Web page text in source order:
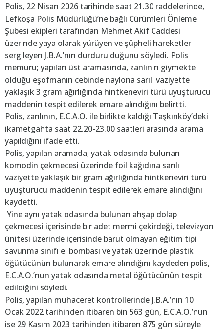
Polis, 22 Nisan 2026 tarihinde saat 21.30 raddelerinde,
Lefkoşa Polis Müdürlüğü’ne bağlı Cürümleri Önleme
Şubesi ekipleri tarafından Mehmet Akif Caddesi
üzerinde yaya olarak yürüyen ve şüpheli hareketler
sergileyen J.B.A.’nın durdurulduğunu söyledi. Polis
memuru; yapılan üst aramasında, zanlının giymekte
olduğu eşofmanın cebinde naylona sarılı vaziyette
yaklaşık 3 gram ağırlığında hintkeneviri türü uyuşturucu
maddenin tespit edilerek emare alındığını belirtti.
Polis, zanlının, E.C.A.O. ile birlikte kaldığı Taşkınköy’deki
ikametgahta saat 22.20-23.00 saatleri arasında arama
yapıldığını ifade etti.
Polis, yapılan aramada, yatak odasında bulunan
komodin çekmecesi üzerinde foil kağıdına sarılı
vaziyette yaklaşık bir gram ağırlığında hintkeneviri türü
uyuşturucu maddenin tespit edilerek emare alındığını
kaydetti.
Yine aynı yatak odasında bulunan ahşap dolap
çekmecesi içerisinde bir adet mermi çekirdeği, televizyon
ünitesi üzerinde içerisinde barut olmayan eğitim tipi
savunma sınıfı el bombası ve yatak üzerinde plastik
öğütücünün bulunarak emare alındığını kaydeden polis,
E.C.A.O.’nun yatak odasında metal öğütücünün tespit
edildiğini söyledi.
Polis, yapılan muhaceret kontrollerinde J.B.A.’nın 10
Ocak 2022 tarihinden itibaren bin 563 gün, E.C.A.O.’nun
ise 29 Kasım 2023 tarihinden itibaren 875 gün süreyle